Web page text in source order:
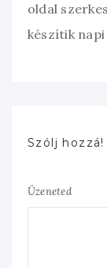
oldal
készítik
Szólj hozzá!
Üzeneted